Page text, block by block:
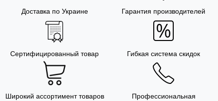
Доставка по Украине Гарантия производителей
Сертифицированный товар Гибкая система скидок
Широкий ассортимент товаров
Профессиональная